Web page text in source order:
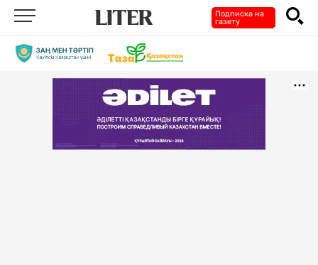
Подписка на
газету